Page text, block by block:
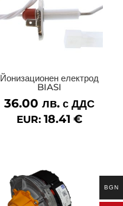
Йонизационен електрод
BIASI
36.00 лв. с ДДС
EUR: 18.41 €
BGN